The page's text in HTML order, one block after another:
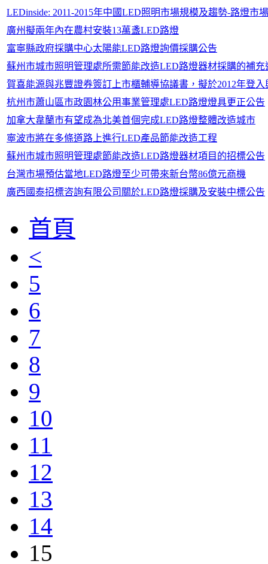
LEDinside: 2011-2015年中國LED照明市場規模及趨勢-路燈市
廣州擬兩年內在農村安裝13萬盞LED路燈
富寧縣政府採購中心太陽能LED路燈詢價採購公告
蘇州市城市照明管理處所需節能改造LED路燈器材採購的補
賀喜能源與兆豐證券簽訂上市櫃輔導協議書，擬於2012年登入
杭州市蕭山區市政園林公用事業管理處LED路燈燈具更正公告
加拿大韋蘭市有望成為北美首個完成LED路燈整體改造城市
寧波市將在多條道路上進行LED產品節能改造工程
蘇州市城市照明管理處節能改造LED路燈器材項目的招標公告
台灣市場預估當地LED路燈至少可帶來新台幣86億元商機
廣西國泰招標咨詢有限公司關於LED路燈採購及安裝中標公告
首頁
<
5
6
7
8
9
10
11
12
13
14
15